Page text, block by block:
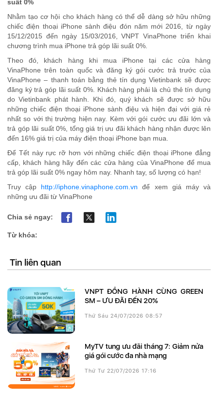
suất 0%
Nhằm tạo cơ hội cho khách hàng có thể dễ dàng sở hữu những
chiếc điện thoại iPhone sành điệu đón năm mới 2016, từ ngày
15/12/2015 đến ngày 15/03/2016, VNPT VinaPhone triển khai
chương trình mua iPhone trả góp lãi suất 0%.
Theo đó, khách hàng khi mua iPhone tại các cửa hàng
VinaPhone trên toàn quốc và đăng ký gói cước trả trước của
VinaPhone – thanh toán bằng thẻ tín dụng Vietinbank sẽ được
đăng ký trả góp lãi suất 0%. Khách hàng phải là chủ thẻ tín dụng
do Vietinbank phát hành. Khi đó, quý khách sẽ được sở hữu
những chiếc điện thoại iPhone sành điệu và hiện đại với giá rẻ
nhất so với thị trường hiện nay. Kèm với gói cước ưu đãi lớn và
trả góp lãi suất 0%, tổng giá trị ưu đãi khách hàng nhận được lên
đến 16% giá trị của máy điện thoại iPhone bạn mua.
Để Tết này rực rỡ hơn với những chiếc điện thoại iPhone đẳng
cấp, khách hàng hãy đến các cửa hàng của VinaPhone để mua
trả góp lãi suất 0% ngay hôm nay. Nhanh tay, số lượng có hạn!
Truy cập http://iphone.vinaphone.com.vn để xem giá máy và
những ưu đãi từ VinaPhone
Chia sẻ ngay:
Từ khóa:
Tin liên quan
VNPT ĐỒNG HÀNH CÙNG GREEN
SM – ƯU ĐÃI ĐẾN 20%
Thứ Sáu 24/07/2026 08:57
MyTV tung ưu đãi tháng 7: Giảm nửa
giá gói cước đa nhà mạng
Thứ Tư 22/07/2026 17:16